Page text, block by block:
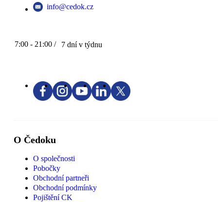
info@cedok.cz
7:00 - 21:00 / 7 dní v týdnu
O Čedoku
O společnosti
Pobočky
Obchodní partneři
Obchodní podmínky
Pojištění CK